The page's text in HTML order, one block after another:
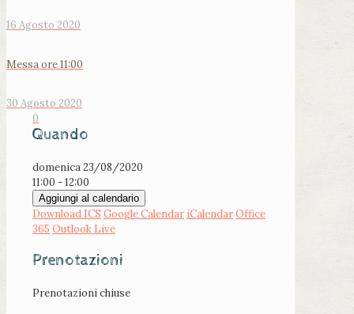
16 Agosto 2020
Messa ore 11:00
30 Agosto 2020
0
Quando
domenica 23/08/2020
11:00 - 12:00
Aggiungi al calendario
Download ICS Google Calendar iCalendarOffice
365 Outlook Live
Prenotazioni
Prenotazioni chiuse